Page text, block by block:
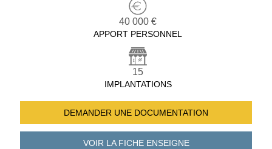
40 000 €
APPORT PERSONNEL
15
IMPLANTATIONS
DEMANDER UNE DOCUMENTATION
VOIR LA FICHEENSEIGNE